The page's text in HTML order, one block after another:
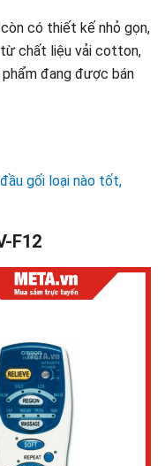
có thiết kế nhỏ gọn,
chất liệu vải cotton,
phẩm đang được bán
gối loại nào tốt,
F12